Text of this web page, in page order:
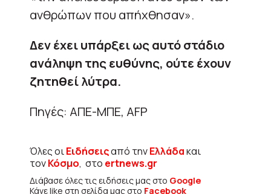
ανθρώπων που απήχθησαν».
Δεν έχει υπάρξει ως αυτό στάδιο
ανάληψη της ευθύνης, ούτε έχουν
ζητηθεί λύτρα.
Πηγές: ΑΠΕ-ΜΠΕ, AFP
Όλες οιΕιδήσειςαπό τηνΕλλάδακαι
τονΚόσμο, στο ertnews.gr
Διάβασε όλες τις ειδήσεις μας στο Google
Κάνε like στη σελίδα μας στο Facebook